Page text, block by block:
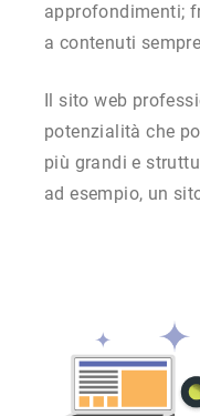
approfondimenti;
a contenuti
Il sito web
potenzialità che
più grandi e
ad esempio, un